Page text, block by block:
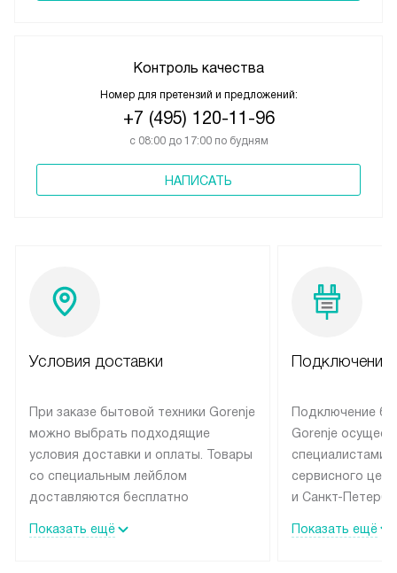
Контроль качества
Номер для претензий и предложений:
+7 (495) 120-11-96
с 08:00 до 17:00 по будням
НАПИСАТЬ
Условия доставки
При заказе бытовой техники Gorenje
можно выбрать подходящие
условия доставки и оплаты. Товары
со специальным лейблом
доставляются бесплатно
до подъезда, выезд за МКАД
Показать ещё
Подключение
Подключение
Gorenje
специалистами
сервисного
и Санкт-
подключается
Показать ещё